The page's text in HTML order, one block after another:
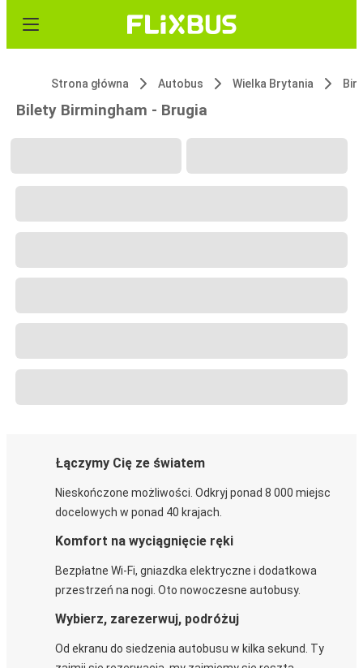
Strona główna Autobus Wielka Brytania
Bilety Birmingham - Brugia
Łączymy Cię ze światem
Nieskończone możliwości. Odkryj ponad 8 000 miejsc
docelowych w ponad 40 krajach.
Komfort na wyciągnięcie ręki
Bezpłatne Wi-Fi, gniazdka elektryczne i dodatkowa
przestrzeń na nogi. Oto nowoczesne autobusy.
Wybierz, zarezerwuj, podróżuj
Od ekranu do siedzenia autobusu w kilka sekund. Ty